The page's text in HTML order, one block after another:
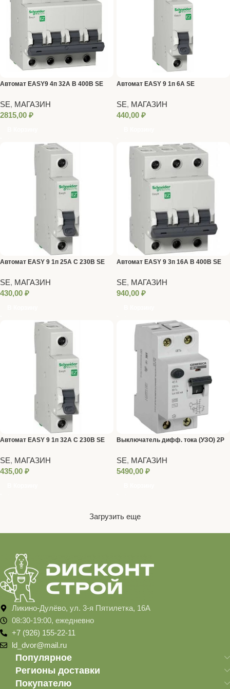
Автомат EASY9 4п 32А В 400В SE
SE, МАГАЗИН
2815,00 ₽
Автомат EASY 9 1п 6А SE
SE, МАГАЗИН
440,00 ₽
Автомат EASY 9 1п 25А С 230В SE
SE, МАГАЗИН
430,00 ₽
Автомат EASY 9 3п 16А В 400В SE
SE, МАГАЗИН
940,00 ₽
Автомат EASY 9 1п 32А С 230В SE
SE, МАГАЗИН
435,00 ₽
Выключатель дифф. тока (УЗО) 2Р
SE, МАГАЗИН
5490,00 ₽
Загрузить еще
Ликино-Дулёво, ул. 3-я Пятилетка, 16А
08:30-19:00, ежедневно
+7 (926) 155-22-11
ld_dvor@mail.ru
Популярное
Регионы доставки
Покупателю